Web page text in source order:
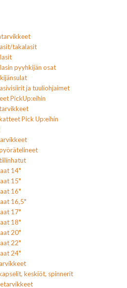
takalasit
pyyhkijän osat
ja tuuliohjaimet
PickUp:eihin
Pick Up:eihin
14"
15"
16"
16,5"
17"
18"
20"
22"
24"
keskiöt, spinnerit